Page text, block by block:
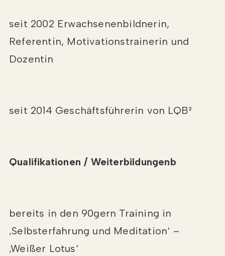
seit 2002 Erwachsenenbildnerin,
Referentin, Motivationstrainerin und
Dozentin
seit 2014 Geschäftsführerin von LQB²
Qualifikationen / Weiterbildungenb
bereits in den 90gern Training in
‚Selbsterfahrung und Meditation‘ –
‚Weißer Lotus‘